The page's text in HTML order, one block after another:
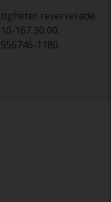
reserverade.
167 30 00.
1180.